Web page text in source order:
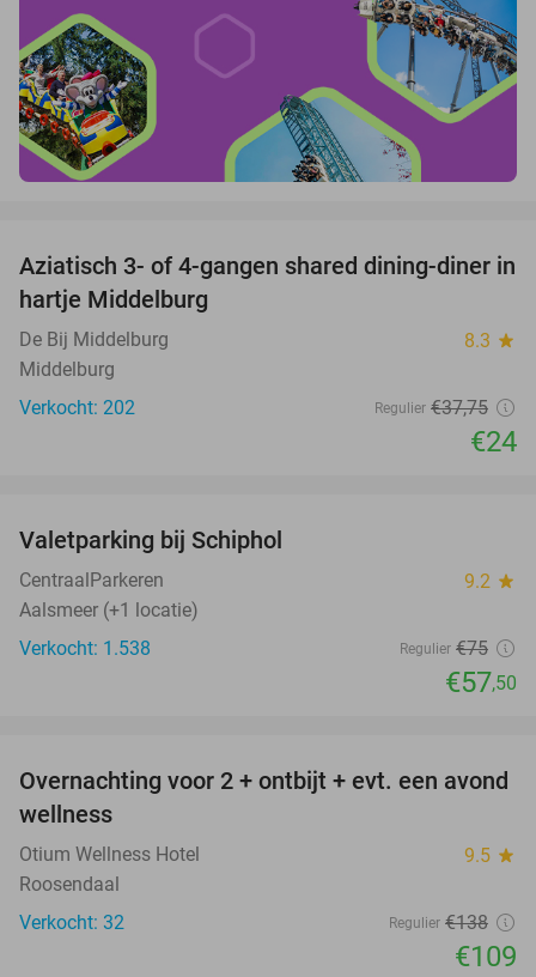
36%
Aziatisch 3- of 4-gangen shared dining-diner in
hartje Middelburg
De Bij Middelburg 8.3 star
Middelburg
Verkocht: 202
Regulier €37,75
€24
Valetparking bij Schiphol
CentraalParkeren 9.2 star
Aalsmeer (+1 locatie)
Verkocht: 1.538
Regulier €75
€57,50
21%
Overnachting voor 2 + ontbijt + evt. een avond
wellness
Otium Wellness Hotel 9.5 star
Roosendaal
Verkocht: 32
Regulier €138
€109